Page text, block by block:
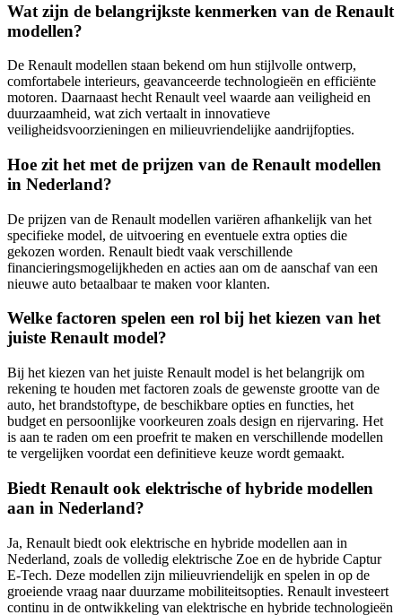
Wat zijn de belangrijkste kenmerken van de Renault
modellen?
De Renault modellen staan bekend om hun stijlvolle ontwerp,
comfortabele interieurs, geavanceerde technologieën en efficiënte
motoren. Daarnaast hecht Renault veel waarde aan veiligheid en
duurzaamheid, wat zich vertaalt in innovatieve
veiligheidsvoorzieningen en milieuvriendelijke aandrijfopties.
Hoe zit het met de prijzen van de Renault modellen
in Nederland?
De prijzen van de Renault modellen variëren afhankelijk van het
specifieke model, de uitvoering en eventuele extra opties die
gekozen worden. Renault biedt vaak verschillende
financieringsmogelijkheden en acties aan om de aanschaf van een
nieuwe auto betaalbaar te maken voor klanten.
Welke factoren spelen een rol bij het kiezen van het
juiste Renault model?
Bij het kiezen van het juiste Renault model is het belangrijk om
rekening te houden met factoren zoals de gewenste grootte van de
auto, het brandstoftype, de beschikbare opties en functies, het
budget en persoonlijke voorkeuren zoals design en rijervaring. Het
is aan te raden om een proefrit te maken en verschillende modellen
te vergelijken voordat een definitieve keuze wordt gemaakt.
Biedt Renault ook elektrische of hybride modellen
aan in Nederland?
Ja, Renault biedt ook elektrische en hybride modellen aan in
Nederland, zoals de volledig elektrische Zoe en de hybride Captur
E-Tech. Deze modellen zijn milieuvriendelijk en spelen in op de
groeiende vraag naar duurzame mobiliteitsopties. Renault investeert
continu in de ontwikkeling van elektrische en hybride technologieën